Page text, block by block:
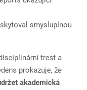
smysluplnou
trest a
prokazuje, že
akademická